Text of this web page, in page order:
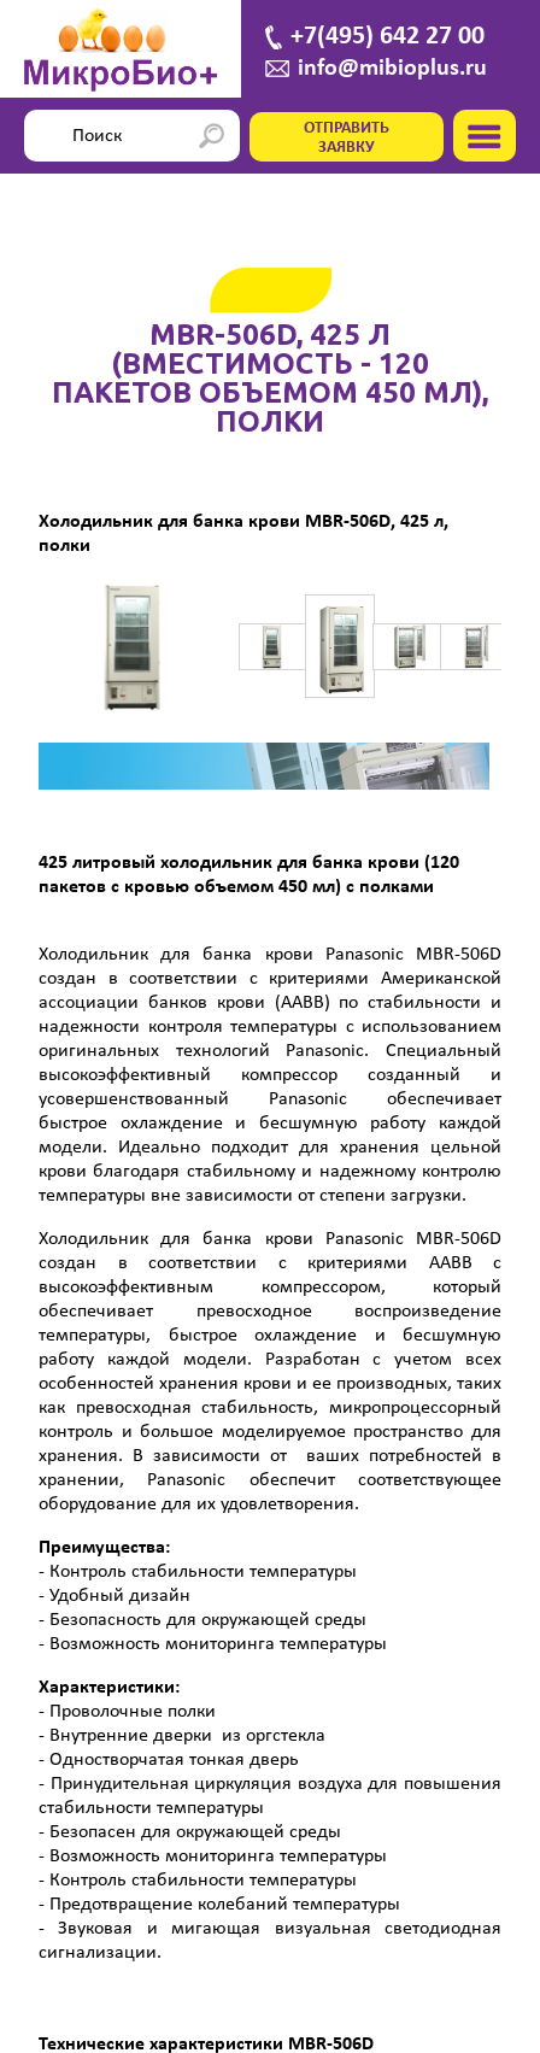
+7(495) 642 27 00
info@mibioplus.ru
ОТПРАВИТЬ
ЗАЯВКУ
MBR-506D, 425 Л
(ВМЕСТИМОСТЬ - 120
ПАКЕТОВ ОБЪЕМОМ 450 МЛ),
ПОЛКИ
Холодильник для банка крови MBR-506D, 425 л,
полки
425 литровый холодильник для банка крови (120
пакетов с кровью объемом 450 мл) с полками
Холодильник для банка крови Panasonic MBR-506D
создан в соответствии с критериями Американской
ассоциации банков крови (AABB) по стабильности и
надежности контроля температуры с использованием
оригинальных технологий Panasonic. Специальный
высокоэффективный компрессор созданный и
усовершенствованный Panasonic обеспечивает
быстрое охлаждение и бесшумную работу каждой
модели. Идеально подходит для хранения цельной
крови благодаря стабильному и надежному контролю
температуры вне зависимости от степени загрузки.
Холодильник для банка крови Panasonic MBR-506D
создан в соответствии с критериями AABB с
высокоэффективным компрессором, который
обеспечивает превосходное воспроизведение
температуры, быстрое охлаждение и бесшумную
работу каждой модели. Разработан с учетом всех
особенностей хранения крови и ее производных, таких
как превосходная стабильность, микропроцессорный
контроль и большое моделируемое пространство для
хранения. В зависимости от ваших потребностей в
хранении, Panasonic обеспечит соответствующее
оборудование для их удовлетворения.
Преимущества:
- Контроль стабильности температуры
- Удобный дизайн
- Безопасность для окружающей среды
- Возможность мониторинга температуры
Характеристики:
- Проволочные полки
- Внутренние дверки из оргстекла
- Одностворчатая тонкая дверь
- Принудительная циркуляция воздуха для повышения
стабильности температуры
- Безопасен для окружающей среды
- Возможность мониторинга температуры
- Контроль стабильности температуры
- Предотвращение колебаний температуры
- Звуковая и мигающая визуальная светодиодная
сигнализации.
Технические характеристики MBR-506D